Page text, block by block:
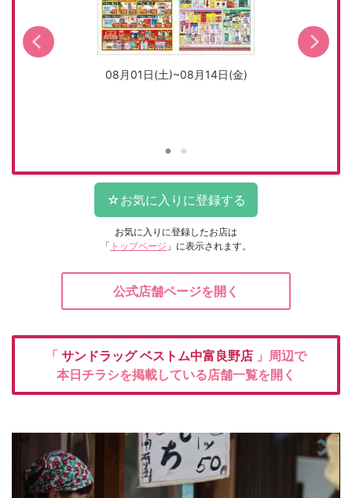
08月01日(土)~08月14日(金)
お気に入りに登録したお店は
「 トップページ 」に表示されます。
公式店舗ページを開く
「 サンドラッグベストム中富良野店 」周辺で
本日チラシを掲載している店舗一覧を開く